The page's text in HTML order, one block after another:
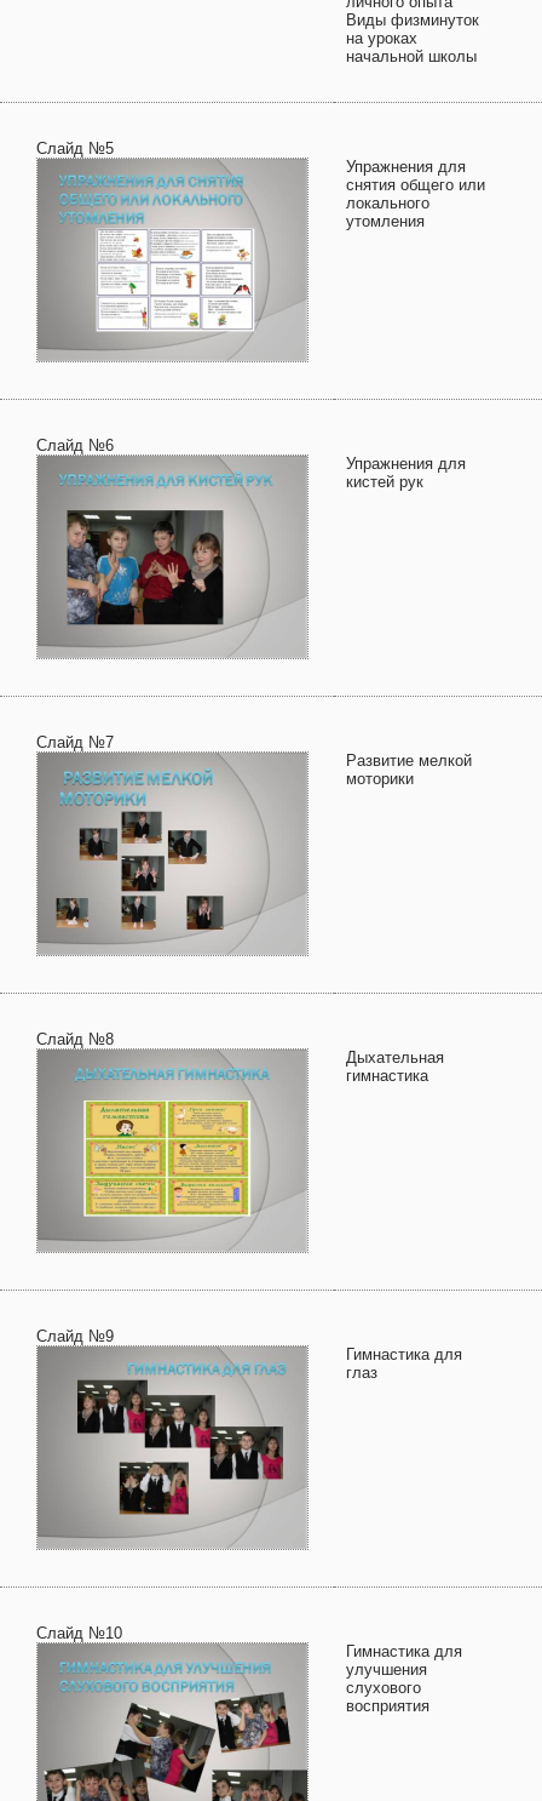
Виды физминуток
на уроках
начальной школы
Слайд №5
Упражнения для
снятия общего или
локального
утомления
Слайд №6
Упражнения для
кистей рук
Слайд №7
Развитие мелкой
моторики
Слайд №8
Дыхательная
гимнастика
Слайд №9
Гимнастика для
глаз
Слайд №10
Гимнастика для
улучшения
слухового
восприятия